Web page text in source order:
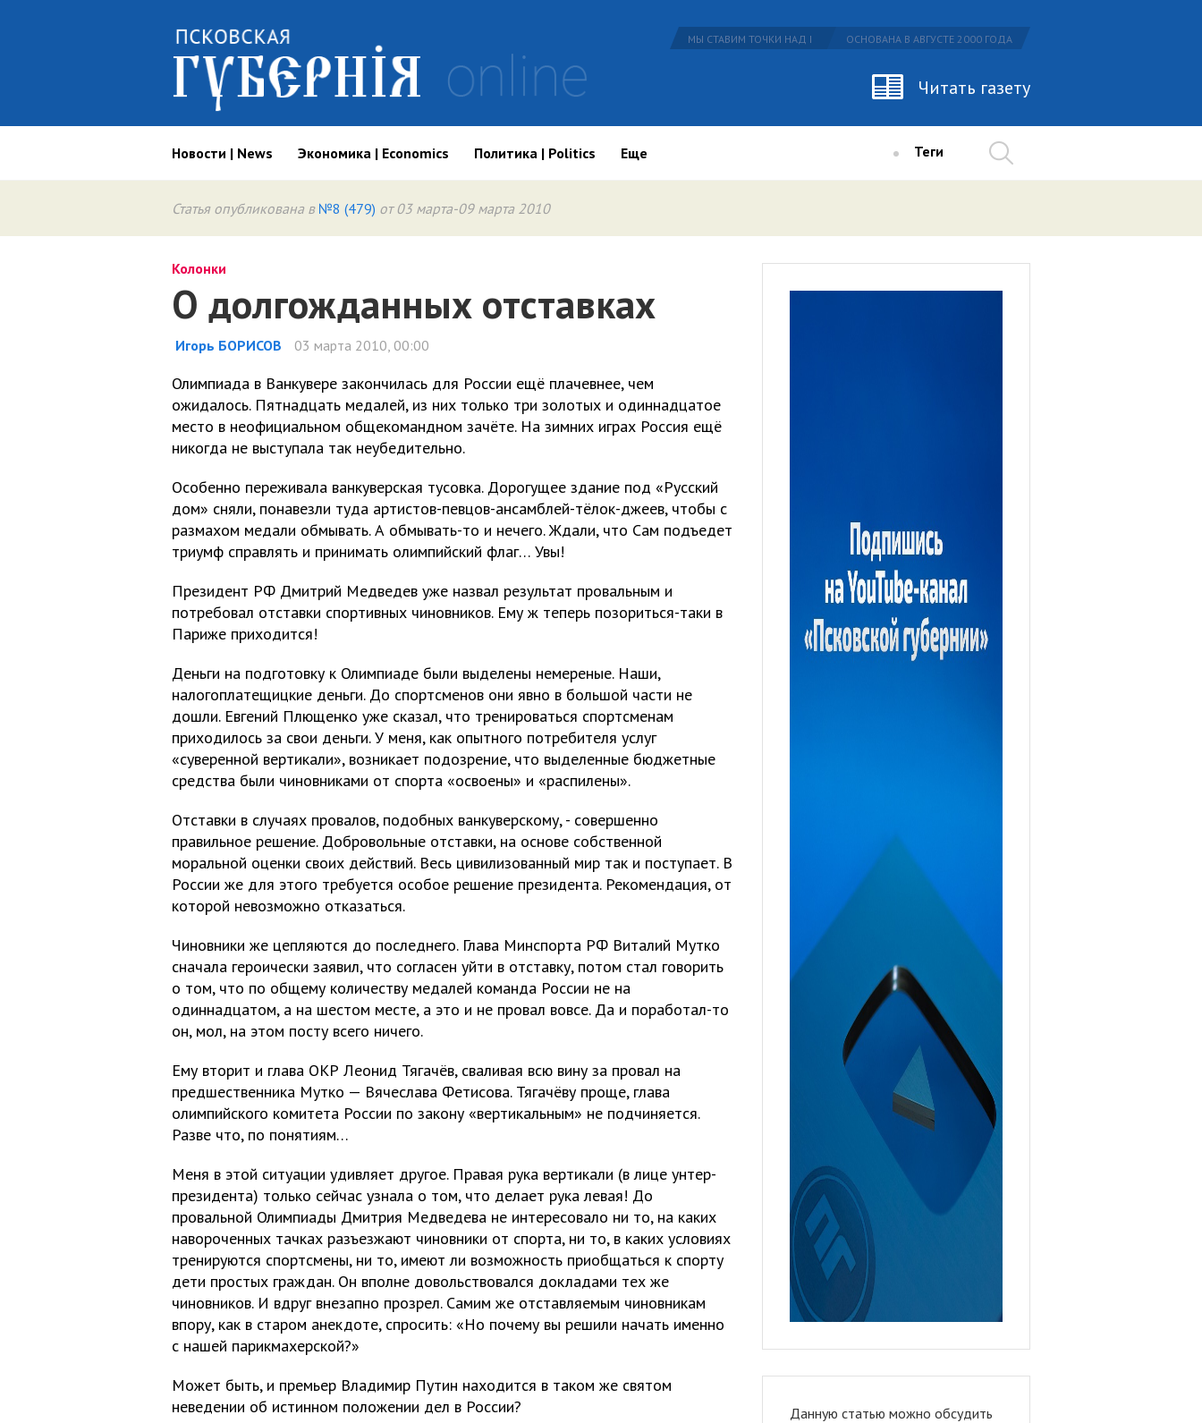
МЫ СТАВИМ ТОЧКИ НАД I ОСНОВАНА В АВГУСТЕ 2000 ГОДА
Читать газету
Новости | News Экономика | Economics Политика | Politics Еще Теги
Статья опубликована в №8 (479) от 03 марта-09 марта 2010
Колонки
О долгожданных отставках
Игорь БОРИСОВ 03 марта 2010, 00:00
Олимпиада в Ванкувере закончилась для России ещё плачевнее, чем
ожидалось. Пятнадцать медалей, из них только три золотых и одиннадцатое
место в неофициальном общекомандном зачёте. На зимних играх Россия ещё
никогда не выступала так неубедительно.
Особенно переживала ванкуверская тусовка. Дорогущее здание под «Русский
дом» сняли, понавезли туда артистов-певцов-ансамблей-тёлок-джеев, чтобы с
размахом медали обмывать. А обмывать-то и нечего. Ждали, что Сам подъедет
триумф справлять и принимать олимпийский флаг… Увы!
Президент РФ Дмитрий Медведев уже назвал результат провальным и
потребовал отставки спортивных чиновников. Ему ж теперь позориться-таки в
Париже приходится!
Деньги на подготовку к Олимпиаде были выделены немереные. Наши,
налогоплатещицкие деньги. До спортсменов они явно в большой части не
дошли. Евгений Плющенко уже сказал, что тренироваться спортсменам
приходилось за свои деньги. У меня, как опытного потребителя услуг
«суверенной вертикали», возникает подозрение, что выделенные бюджетные
средства были чиновниками от спорта «освоены» и «распилены».
Отставки в случаях провалов, подобных ванкуверскому, - совершенно
правильное решение. Добровольные отставки, на основе собственной
моральной оценки своих действий. Весь цивилизованный мир так и поступает. В
России же для этого требуется особое решение президента. Рекомендация, от
которой невозможно отказаться.
Чиновники же цепляются до последнего. Глава Минспорта РФ Виталий Мутко
сначала героически заявил, что согласен уйти в отставку, потом стал говорить
о том, что по общему количеству медалей команда России не на
одиннадцатом, а на шестом месте, а это и не провал вовсе. Да и поработал-то
он, мол, на этом посту всего ничего.
Ему вторит и глава ОКР Леонид Тягачёв, сваливая всю вину за провал на
предшественника Мутко — Вячеслава Фетисова. Тягачёву проще, глава
олимпийского комитета России по закону «вертикальным» не подчиняется.
Разве что, по понятиям…
Меня в этой ситуации удивляет другое. Правая рука вертикали (в лице унтер-
президента) только сейчас узнала о том, что делает рука левая! До
провальной Олимпиады Дмитрия Медведева не интересовало ни то, на каких
навороченных тачках разъезжают чиновники от спорта, ни то, в каких условиях
тренируются спортсмены, ни то, имеют ли возможность приобщаться к спорту
дети простых граждан. Он вполне довольствовался докладами тех же
чиновников. И вдруг внезапно прозрел. Самим же отставляемым чиновникам
впору, как в старом анекдоте, спросить: «Но почему вы решили начать именно
с нашей парикмахерской?»
Может быть, и премьер Владимир Путин находится в таком же святом
неведении об истинном положении дел в России?
Данную статью можно обсудить